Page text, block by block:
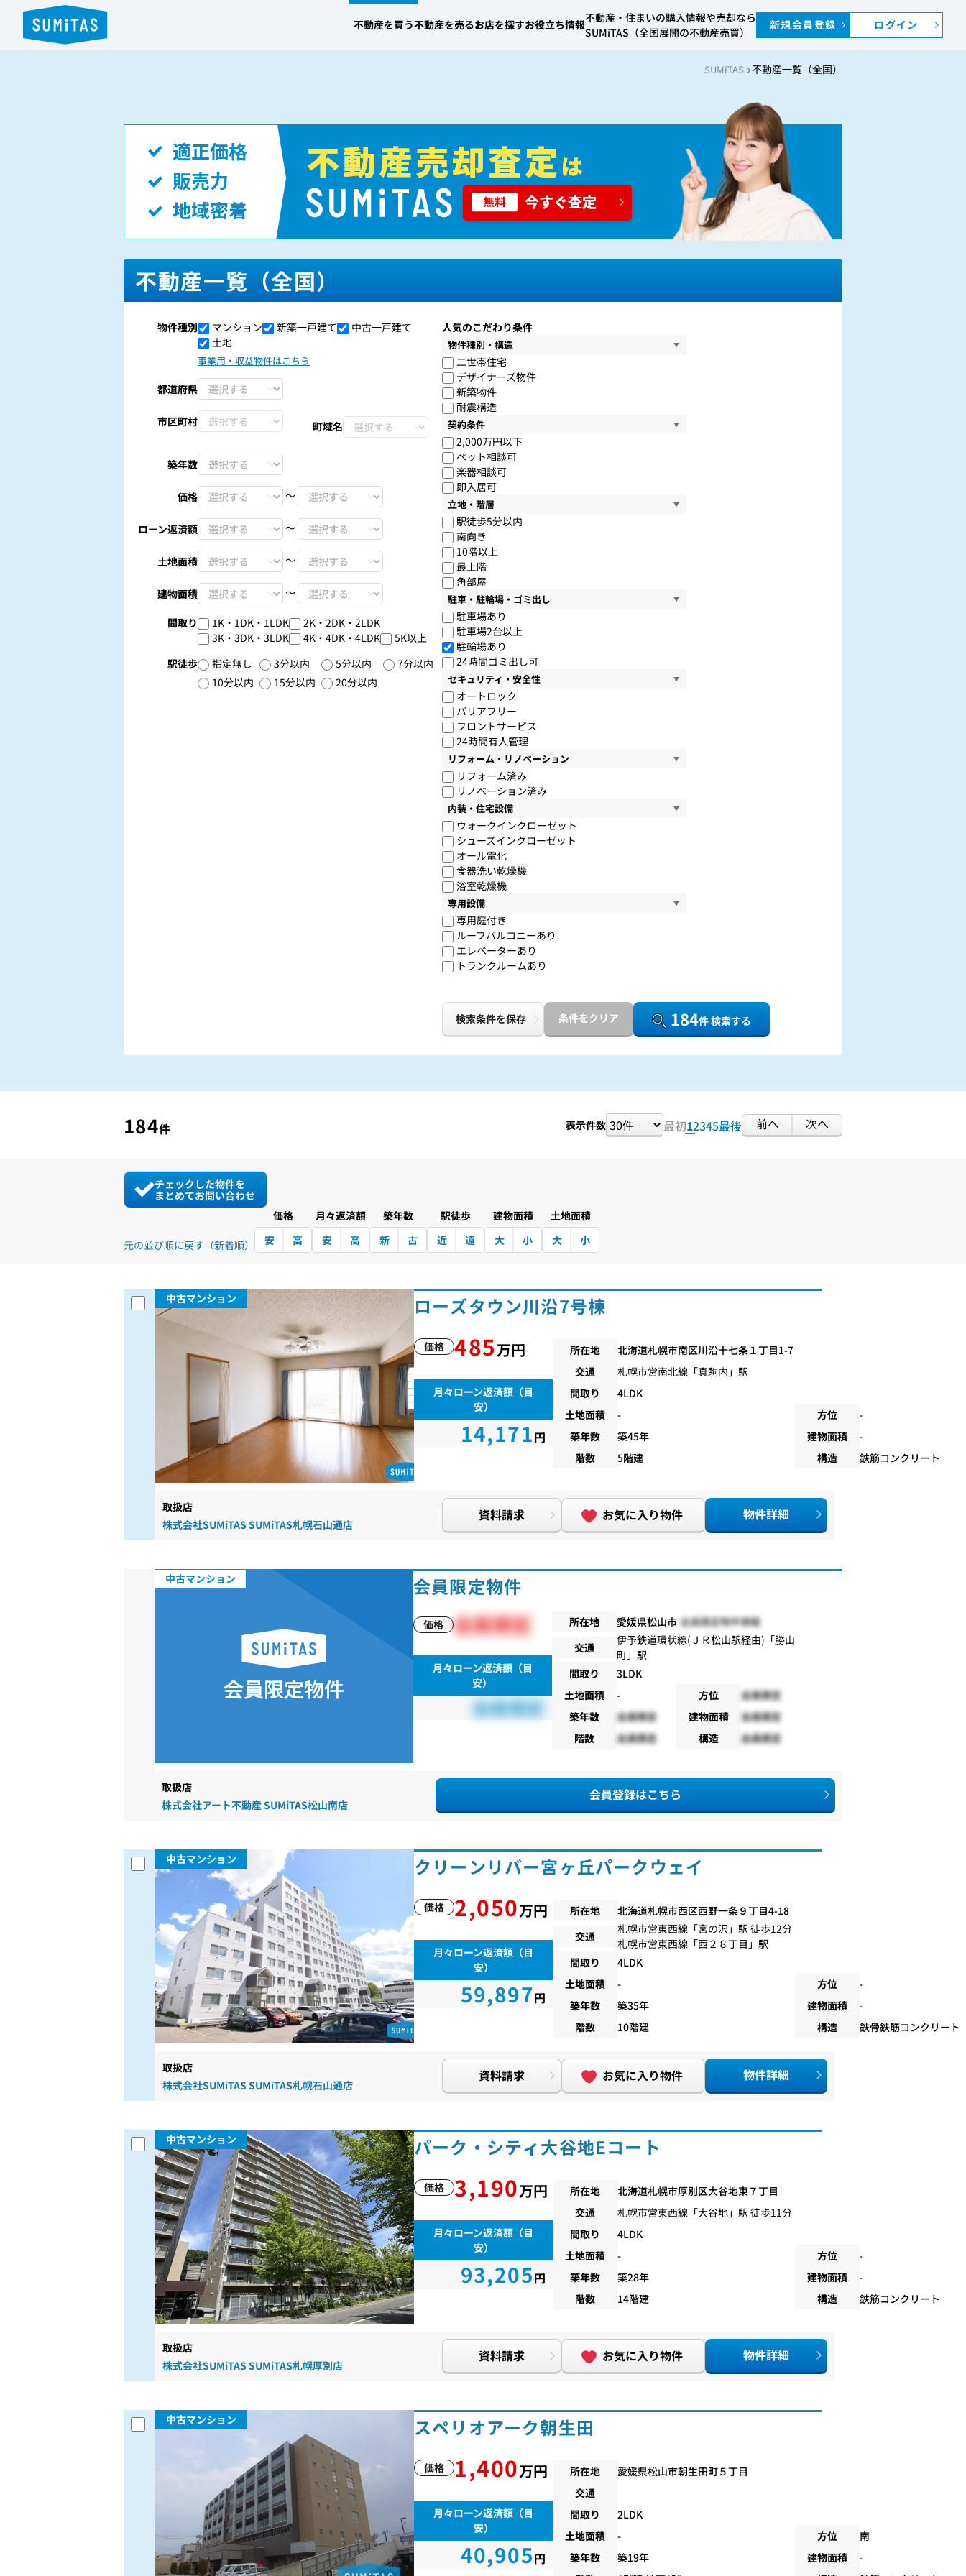
不動産を買う不動産を売るお店を探すお役立ち情報
不動産・住まいの購入情報や売却なら
SUMiTAS（全国展開の不動産売買）
新規会員登録 ログイン
SUMiTAS 不動産一覧（全国）
不動産一覧（全国）
物件種別 マンション 新築一戸建て
中古一戸建て
土地
事業用・収益物件はこちら
都道府県
市区町村 町域名
築年数
価格 〜
ローン返済額 〜
土地面積 〜
建物面積 〜
間取り 1K・1DK・1LDK
2K・2DK・2LDK
3K・3DK・3LDK
4K・4DK・4LDK
5K以上
駅徒歩
指定無し 3分以内 5分以内
7分以内
10分以内
15分以内 20分以内
人気のこだわり条件
物件種別・構造
二世帯住宅
デザイナーズ物件
新築物件
耐震構造
契約条件
2,000万円以下
ペット相談可
楽器相談可
即入居可
立地・階層
駅徒歩5分以内
南向き
10階以上
最上階
角部屋
駐車・駐輪場・ゴミ出し
駐車場あり
駐車場2台以上
駐輪場あり
24時間ゴミ出し可
セキュリティ・安全性
オートロック
バリアフリー
フロントサービス
24時間有人管理
リフォーム・リノベーション
リフォーム済み
リノベーション済み
内装・住宅設備
ウォークインクローゼット
シューズインクローゼット
オール電化
食器洗い乾燥機
浴室乾燥機
専用設備
専用庭付き
ルーフバルコニーあり
エレベーターあり
トランクルームあり
検索条件を保存 条件をクリア 184件 検索する
184件 表示件数 最初12345最後 前へ 次へ
チェックした物件を
まとめてお問い合わせ
元の並び順に戻す（新着順）
価格
安
高
月々返済額
安
高
築年数
新
古
駅徒歩
近
遠
建物面積
大
小
土地面積
大
小
中古マンション ローズタウン川沿7号棟
価格 485万円
月々ローン返済額（目
安）
14,171円
所在地
北海道札幌市南区川沿十七条１丁目1-7
交通
札幌市営南北線 「真駒内 」駅
間取り
4LDK
土地面積
- 方位
-
築年数
築45年 建物面積
-
階数
5階建 構造 鉄筋コンクリート
取扱店
株式会社SUMiTAS SUMiTAS札幌石山通店
資料請求 お気に入り物件 物件詳細
中古マンション 会員限定物件
価格 会員限定
月々ローン返済額（目
安）
会員限定
所在地 愛媛県松山市 会員限定物件情報
交通
伊予鉄道環状線(ＪＲ松山駅経由) 「勝山
町」駅
間取り
3LDK
土地面積
- 方位
会員限定
築年数
会員限定 建物面積
会員限定
階数
会員限定 構造 会員限定
取扱店
株式会社アート不動産 SUMiTAS松山南店
会員登録はこちら
中古マンション クリーンリバー宮ヶ丘パークウェイ
価格 2,050万円
月々ローン返済額（目
安）
59,897円
所在地
北海道札幌市西区西野一条９丁目4-18
交通
札幌市営東西線 「宮の沢 」駅 徒歩12分
札幌市営東西線 「西２８丁目 」駅
間取り
4LDK
土地面積
- 方位
-
築年数
築35年 建物面積
-
階数
10階建 構造 鉄骨鉄筋コンクリート
取扱店
株式会社SUMiTAS SUMiTAS札幌石山通店
資料請求 お気に入り物件 物件詳細
中古マンション パーク・シティ大谷地Eコート
価格 3,190万円
月々ローン返済額（目
安）
93,205円
所在地
北海道札幌市厚別区大谷地東７丁目
交通
札幌市営東西線 「大谷地」駅 徒歩11分
間取り
4LDK
土地面積
- 方位
-
築年数
築28年 建物面積
-
階数
14階建 構造 鉄筋コンクリート
取扱店
株式会社SUMiTAS SUMiTAS札幌厚別店
資料請求 お気に入り物件 物件詳細
中古マンション スペリオアーク朝生田
価格 1,400万円
月々ローン返済額（目
安）
40,905円
所在地
愛媛県松山市朝生田町５丁目
交通
間取り
2LDK
土地面積
- 方位
南
築年数
築19年 建物面積
-